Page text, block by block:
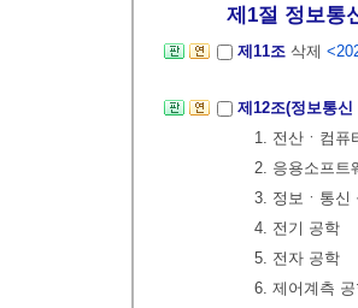
제1절 정보통신
제11조 삭제
제12조(정보통
1. 전산ㆍ컴퓨
2. 응용소프트
3. 정보ㆍ통신
4. 전기 공학
5. 전자 공학
6. 제어계측